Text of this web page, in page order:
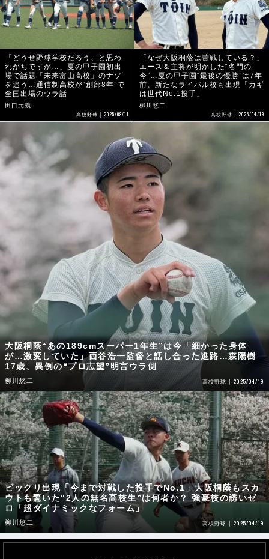
「どうせ野球学校だろう、と思わ
れがちですが…」夏の甲子園初出
場で話題「未来富山高校」のナゾ
を追う…通信制高校が“創部8年”で
全国出場のウラ話
田口元義
高校野球 2025/08/11
「なぜ大阪桐蔭は苦戦している？」
エース＆主将が明かした“名門の
今”…夏の甲子園“最後の優勝”は7年
前、新たなライバル校も出現「カギ
は世代No.1投手」
柳川悠二
高校野球 2025/04/19
大阪桐蔭“あの189cmスーパー1年生”は今「細かった身体
が…激変していた」西谷浩一監督と話し合った進路…森陽樹
17歳、異例の“プロ志望”明言ウラ側
柳川悠二 高校野球 2025/04/19
ビックリ出現「今まで対戦した投手でNo.1」大阪桐蔭もスカ
ウトも驚いた“2人の無名高校生”は何者か？ 強豪校の誘いゼ
ロ「超ダイナミックなフォーム」
柳川悠二 高校野球 2025/04/19